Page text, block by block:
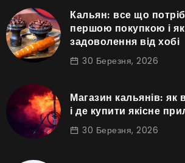
Кальян: все що
першою покупкою і
задоволення від хобі
30 Березня, 2026
Магазин кальянів: як
і де купити якісне
30 Березня, 2026